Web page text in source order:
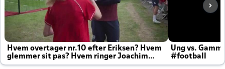
Hvem overtager nr.10 efter Eriksen? Hvem
glemmer sit pas? Hvem ringer Joachim
altid til efter kampe?
Ung vs.
#football